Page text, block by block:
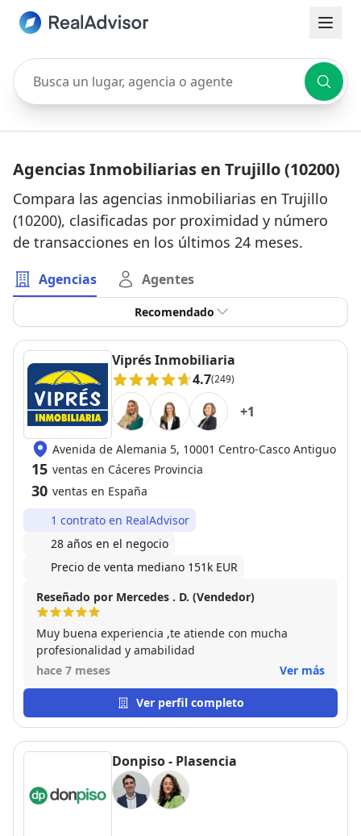
Busca un lugar, agencia o agente
Agencias Inmobiliarias en Trujillo (10200)
Compara las agencias inmobiliarias en Trujillo
(10200), clasificadas por proximidad y número
de transacciones en los últimos 24 meses.
Agencias Agentes
Recomendado
Viprés Inmobiliaria
4.7(249)
+1
Avenida de Alemania 5, 10001 Centro-Casco Antiguo
15 ventas en Cáceres Provincia
30 ventas en España
1 contrato en RealAdvisor
28 años en el negocio
Precio de venta mediano 151k EUR
Reseñado por Mercedes . D. (Vendedor)
Muy buena experiencia ,te atiende con mucha
profesionalidad y amabilidad
hace 7 meses
Ver más
Ver perfil completo
Donpiso - Plasencia